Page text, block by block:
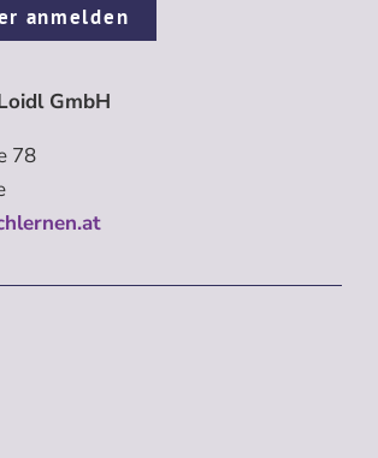
anmelden
GmbH
78